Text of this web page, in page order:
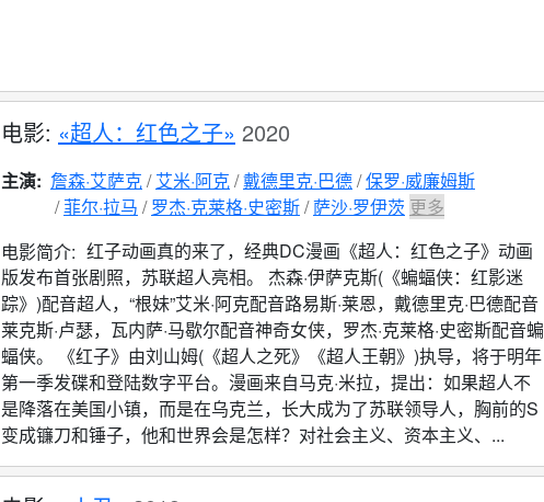
电影: «超人：红色之子» 2020
主演: 詹森·艾萨克 艾米·阿克 戴德里克·巴德 保罗·威廉姆斯
菲尔·拉马
罗杰·克莱格·史密斯 萨沙·罗伊茨 更多
电影简介: 红子动画真的来了，经典DC漫画《超人：红色之子》动画
版发布首张剧照，苏联超人亮相。 杰森·伊萨克斯(《蝙蝠侠：红影迷
踪》)配音超人，“根妹”艾米·阿克配音路易斯·莱恩，戴德里克·巴德配音
莱克斯·卢瑟，瓦内萨·马歇尔配音神奇女侠，罗杰·克莱格·史密斯配音蝙
蝠侠。 《红子》由刘山姆(《超人之死》《超人王朝》)执导，将于明年
第一季发碟和登陆数字平台。漫画来自马克·米拉，提出：如果超人不
是降落在美国小镇，而是在乌克兰，长大成为了苏联领导人，胸前的S
变成镰刀和锤子，他和世界会是怎样？对社会主义、资本主义、...